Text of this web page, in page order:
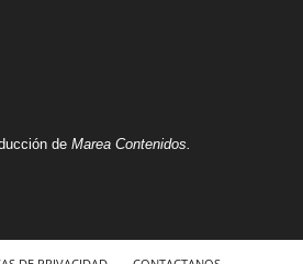
de Marea Contenidos.